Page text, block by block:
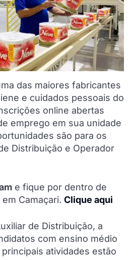
das maiores fabricantes
e cuidados pessoais do
online abertas
emprego em sua unidade
são para os
Distribuição e Operador
e fique por dentro de
Camaçari. Clique aqui
de Distribuição, a
com ensino médio
atividades estão